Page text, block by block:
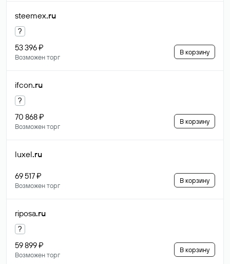
steemex.ru
?
53 396 ₽
Возможен торг
В корзину
ifcon.ru
?
70 868 ₽
Возможен торг
В корзину
luxel.ru
69 517 ₽
Возможен торг
В корзину
riposa.ru
?
59 899 ₽
Возможен торг
В корзину